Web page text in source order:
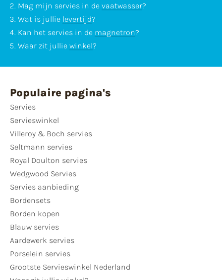
Mag mijn servies in de vaatwasser?
Wat is jullie levertijd?
Kan het servies in de magnetron?
Waar zit jullie winkel?
Populaire pagina's
Servies
Servieswinkel
Villeroy & Boch servies
Seltmann servies
Royal Doulton servies
Wedgwood Servies
Servies aanbieding
Bordensets
Borden kopen
Blauw servies
Aardewerk servies
Porselein servies
Grootste Servieswinkel Nederland